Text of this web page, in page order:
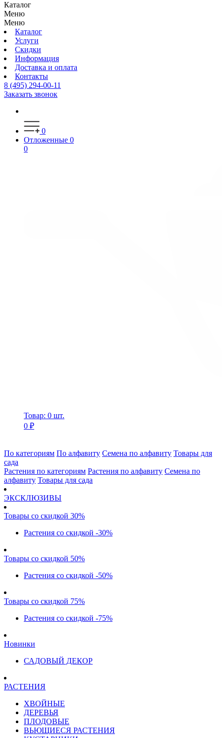
Каталог
Меню
Меню
Каталог
Услуги
Скидки
Информация
Доставка и оплата
Контакты
8 (495) 294-00-11
Заказать звонок
0
Отложенные 0
0
Товар: 0 шт.
0 ₽
По категориям По алфавиту Семена по алфавиту Товары для
сада
Растения по категориям Растения по алфавиту Семена по
алфавиту Товары для сада
ЭКСКЛЮЗИВЫ
Товары со скидкой 30%
Растения со скидкой -30%
Товары со скидкой 50%
Растения со скидкой -50%
Товары со скидкой 75%
Растения со скидкой -75%
Новинки
САДОВЫЙ ДЕКОР
РАСТЕНИЯ
ХВОЙНЫЕ
ДЕРЕВЬЯ
ПЛОДОВЫЕ
ВЬЮЩИЕСЯ РАСТЕНИЯ